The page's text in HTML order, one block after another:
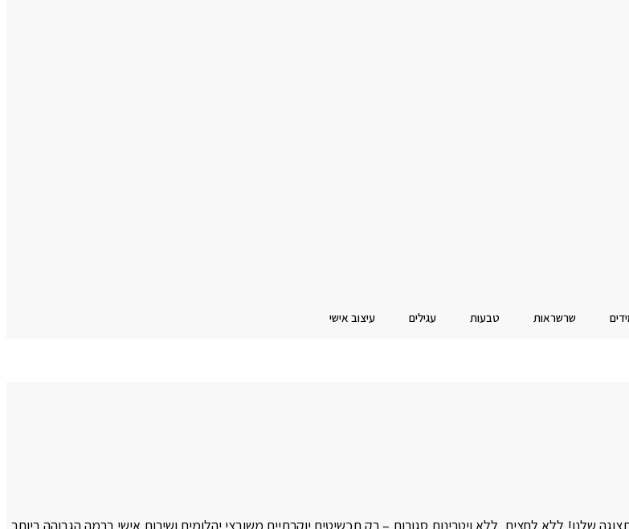
שרשראות טבעות עגילים עיצוב אישי